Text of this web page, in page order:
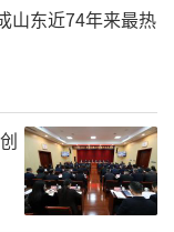
合作新样板
强国建设战略
面展示山东在
山东近74年来最热